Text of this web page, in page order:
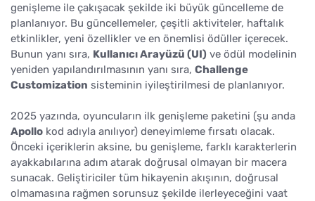
genişleme ile çakışacak şekilde iki büyük güncelleme de
planlanıyor. Bu güncellemeler, çeşitli aktiviteler, haftalık
etkinlikler, yeni özellikler ve en önemlisi ödüller içerecek.
Bunun yanı sıra, Kullanıcı Arayüzü (UI) ve ödül modelinin
yeniden yapılandırılmasının yanı sıra, Challenge
Customization sisteminin iyileştirilmesi de planlanıyor.
2025 yazında, oyuncuların ilk genişleme paketini (şu anda
Apollo kod adıyla anılıyor) deneyimleme fırsatı olacak.
Önceki içeriklerin aksine, bu genişleme, farklı karakterlerin
ayakkabılarına adım atarak doğrusal olmayan bir macera
sunacak. Geliştiriciler tüm hikayenin akışının, doğrusal
olmamasına rağmen sorunsuz şekilde ilerleyeceğini vaat